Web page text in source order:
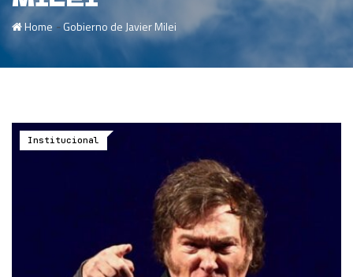
Home -Gobierno de Javier Milei
Institucional